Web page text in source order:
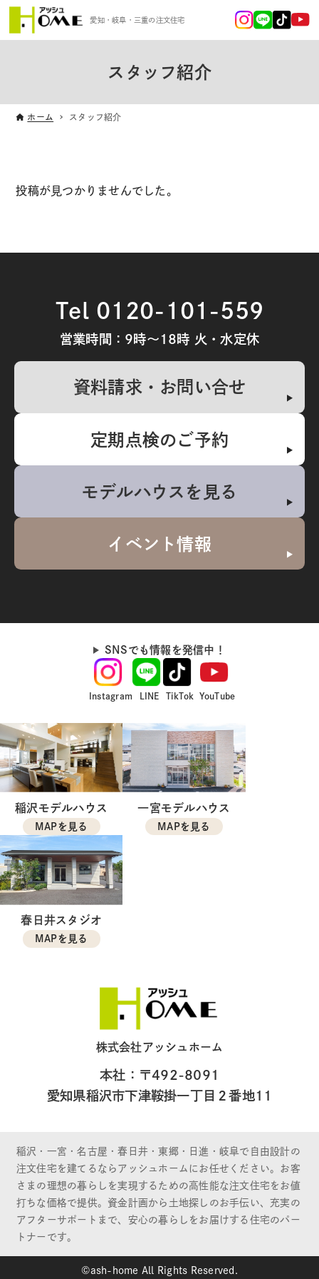
愛知・岐阜・三重の注文住宅
スタッフ紹介
ホーム スタッフ紹介
投稿が見つかりませんでした。
Tel 0120-101-559
営業時間：9時～18時 火・水定休
資料請求・お問い合せ
定期点検のご予約
モデルハウスを見る
イベント情報
SNSでも情報を発信中！
Instagram LINE TikTok YouTube
稲沢モデルハウス
MAPを見る
一宮モデルハウス
MAPを見る
春日井スタジオ
MAPを見る
株式会社アッシュホーム
本社：〒492-8091
愛知県稲沢市下津鞍掛一丁目２番地11
稲沢・一宮・名古屋・春日井・東郷・日進・岐阜で自由設計の
注文住宅を建てるならアッシュホームにお任せください。お客
さまの理想の暮らしを実現するための高性能な注文住宅をお値
打ちな価格で提供。資金計画から土地探しのお手伝い、充実の
アフターサポートまで、安心の暮らしをお届けする住宅のパー
トナーです。
©ash-home All Rights Reserved.